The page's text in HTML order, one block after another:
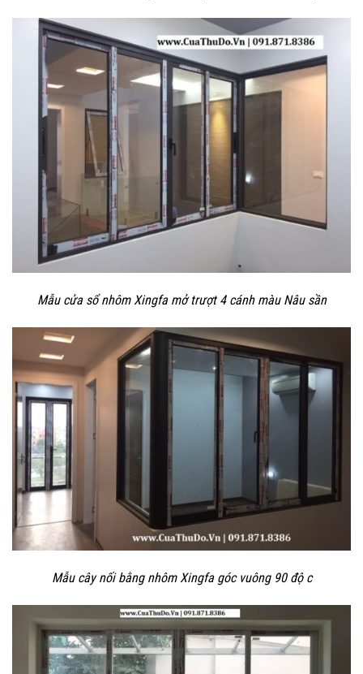
Mẫu cửa sổ nhôm Xingfa mở trượt 4 cánh màu Nâu sần
Mẫu cây nối bằng nhôm Xingfa góc vuông 90 độ c